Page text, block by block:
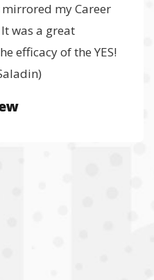
mirrored my Career
was a great
efficacy of the YES!